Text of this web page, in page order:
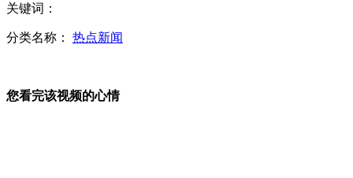
中国铁路政企分开铁道部将写入历史
关键词：
分类名称： 热点新闻
您看完该视频的心情